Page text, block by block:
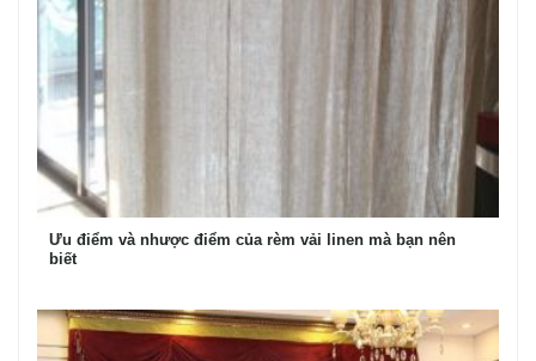
Ưu điểm và nhược điểm của rèm vải linen mà bạn nên
biết